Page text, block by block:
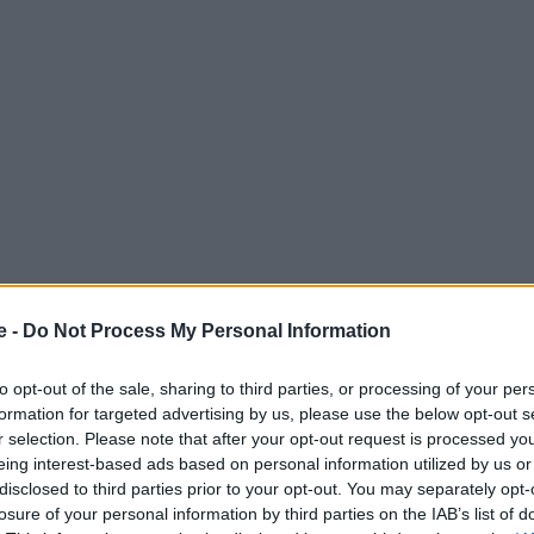
- Do Not Process My Personal Information
opt-out of the sale, sharing to third parties, or processing of your
for targeted advertising by us, please use the below opt-out
selection. Please note that after your opt-out request is processed
interest-based ads based on personal information utilized by us
to third parties prior to your opt-out. You may separately
of your personal information by third parties on the IAB’s list of
γενικά αίθριος με πρόσκαιρες νεφώσεις στα βόρεια
ώρες, οπότε είναι πιθανό να σημειωθούν τοπικοί